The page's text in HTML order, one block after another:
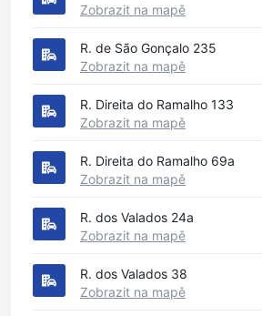
Zobrazit na mapě
R. de São Gonçalo 235
Zobrazit na mapě
R. Direita do Ramalho 133
Zobrazit na mapě
R. Direita do Ramalho 69a
Zobrazit na mapě
R. dos Valados 24a
Zobrazit na mapě
R. dos Valados 38
Zobrazit na mapě